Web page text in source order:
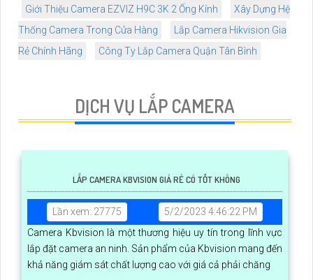
Giới Thiệu Camera EZVIZ H9C 3K 2 Ống Kính
Xây Dựng Hệ
Thống Camera Trong Cửa Hàng
Lắp Camera Hikvision Gia
Rẻ Chính Hãng
Công Ty Lắp Camera Quận Tân Bình
DỊCH VỤ LẮP CAMERA
LẮP CAMERA KBVISION GIÁ RẺ CÓ TỐT KHÔNG
Lần xem: 27775
5/2/2023 4:46:22 PM
Camera Kbvision là một thương hiệu uy tín trong lĩnh vực
lắp đặt camera an ninh. Sản phẩm của Kbvision mang đến
khả năng giám sát chất lượng cao với giá cả phải chăng